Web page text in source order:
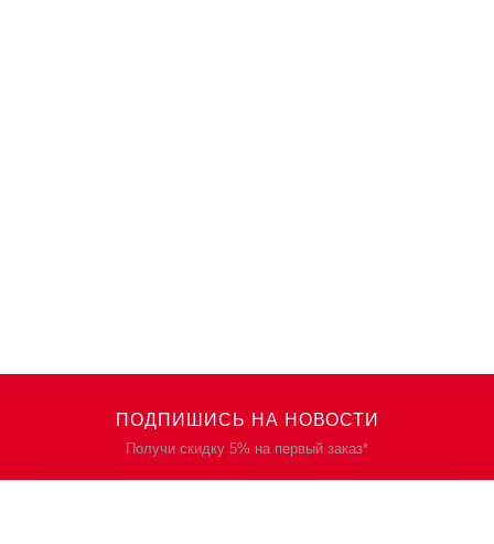
ПОДПИШИСЬ НА НОВОСТИ
Получи скидку 5% на первый заказ*